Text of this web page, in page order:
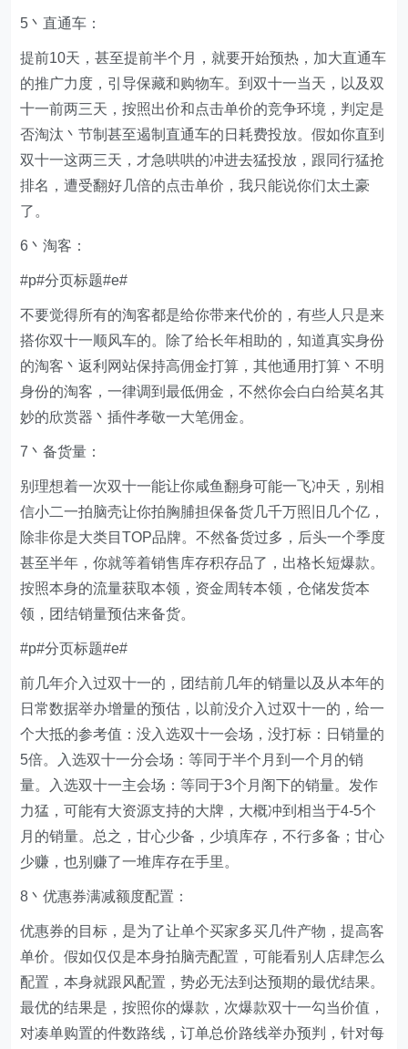
5丶直通车：
提前10天，甚至提前半个月，就要开始预热，加大直通车
的推广力度，引导保藏和购物车。到双十一当天，以及双
十一前两三天，按照出价和点击单价的竞争环境，判定是
否淘汰丶节制甚至遏制直通车的日耗费投放。假如你直到
双十一这两三天，才急哄哄的冲进去猛投放，跟同行猛抢
排名，遭受翻好几倍的点击单价，我只能说你们太土豪
了。
6丶淘客：
#p#分页标题#e#
不要觉得所有的淘客都是给你带来代价的，有些人只是来
搭你双十一顺风车的。除了给长年相助的，知道真实身份
的淘客丶返利网站保持高佣金打算，其他通用打算丶不明
身份的淘客，一律调到最低佣金，不然你会白白给莫名其
妙的欣赏器丶插件孝敬一大笔佣金。
7丶备货量：
别理想着一次双十一能让你咸鱼翻身可能一飞冲天，别相
信小二一拍脑壳让你拍胸脯担保备货几千万照旧几个亿，
除非你是大类目TOP品牌。不然备货过多，后头一个季度
甚至半年，你就等着销售库存积存品了，出格长短爆款。
按照本身的流量获取本领，资金周转本领，仓储发货本
领，团结销量预估来备货。
#p#分页标题#e#
前几年介入过双十一的，团结前几年的销量以及从本年的
日常数据举办增量的预估，以前没介入过双十一的，给一
个大抵的参考值：没入选双十一会场，没打标：日销量的
5倍。入选双十一分会场：等同于半个月到一个月的销
量。入选双十一主会场：等同于3个月阁下的销量。发作
力猛，可能有大资源支持的大牌，大概冲到相当于4-5个
月的销量。总之，甘心少备，少填库存，不行多备；甘心
少赚，也别赚了一堆库存在手里。
8丶优惠券满减额度配置：
优惠券的目标，是为了让单个买家多买几件产物，提高客
单价。假如仅仅是本身拍脑壳配置，可能看别人店肆怎么
配置，本身就跟风配置，势必无法到达预期的最优结果。
最优的结果是，按照你的爆款，次爆款双十一勾当价值，
对凑单购置的件数路线，订单总价路线举办预判，针对每